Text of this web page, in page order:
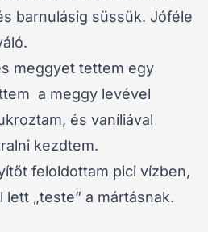
barnulásig süssük. Jóféle
meggyet tettem egy
a meggy levével
és vaníliával
kezdtem.
feloldottam pici vízben,
„teste” a mártásnak.